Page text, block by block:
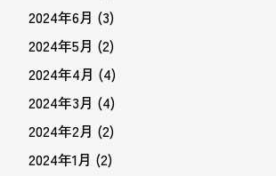
2024年6月 (3)
2024年5月 (2)
2024年4月 (4)
2024年3月 (4)
2024年2月 (2)
2024年1月 (2)